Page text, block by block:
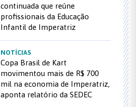
continuada que reúne
profissionais da Educação
Infantil de Imperatriz
NOTÍCIAS
Copa Brasil de Kart
movimentou mais de R$ 700
mil na economia de Imperatriz,
aponta relatório da SEDEC